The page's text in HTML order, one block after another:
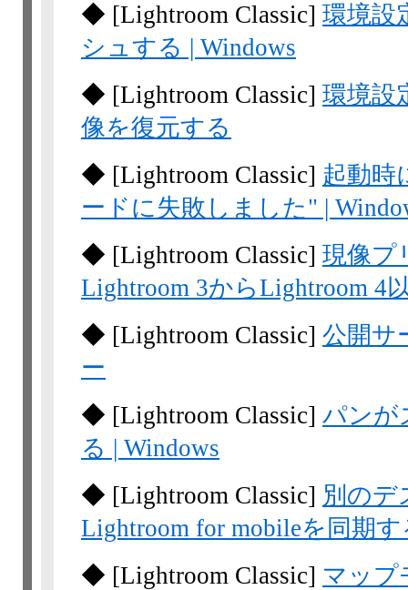
◆ [Lightroom Classic] 環境設
シュする | Windows
◆ [Lightroom Classic] 環境設
像を復元する
◆ [Lightroom Classic] 起動時
ードに失敗しました" |
◆ [Lightroom Classic] 現像プ
Lightroom 3からLightroom 4
◆ [Lightroom Classic] 公開サ
ー
◆ [Lightroom Classic] パンが
る | Windows
◆ [Lightroom Classic] 別のデ
Lightroom for mobileを同期す
◆ [Lightroom Classic] マップ